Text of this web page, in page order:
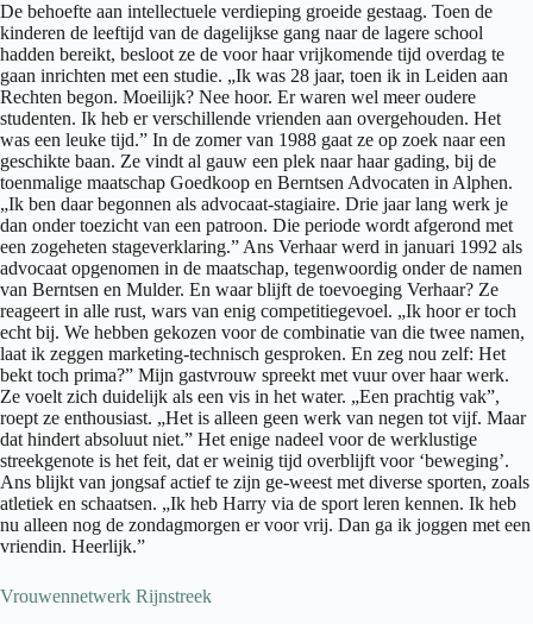
De behoefte aan intellectuele verdieping groeide gestaag. Toen de
kinderen de leeftijd van de dagelijkse gang naar de lagere school
hadden bereikt, besloot ze de voor haar vrijkomende tijd overdag te
gaan inrichten met een studie. „Ik was 28 jaar, toen ik in Leiden aan
Rechten begon. Moeilijk? Nee hoor. Er waren wel meer oudere
studenten. Ik heb er verschillende vrienden aan overgehouden. Het
was een leuke tijd.” In de zomer van 1988 gaat ze op zoek naar een
geschikte baan. Ze vindt al gauw een plek naar haar gading, bij de
toenmalige maatschap Goedkoop en Berntsen Advocaten in Alphen.
„Ik ben daar begonnen als advocaat-stagiaire. Drie jaar lang werk je
dan onder toezicht van een patroon. Die periode wordt afgerond met
een zogeheten stageverklaring.” Ans Verhaar werd in januari 1992 als
advocaat opgenomen in de maatschap, tegenwoordig onder de namen
van Berntsen en Mulder. En waar blijft de toevoeging Verhaar? Ze
reageert in alle rust, wars van enig competitiegevoel. „Ik hoor er toch
echt bij. We hebben gekozen voor de combinatie van die twee namen,
laat ik zeggen marketing-technisch gesproken. En zeg nou zelf: Het
bekt toch prima?” Mijn gastvrouw spreekt met vuur over haar werk.
Ze voelt zich duidelijk als een vis in het water. „Een prachtig vak”,
roept ze enthousiast. „Het is alleen geen werk van negen tot vijf. Maar
dat hindert absoluut niet.” Het enige nadeel voor de werklustige
streekgenote is het feit, dat er weinig tijd overblijft voor ‘beweging’.
Ans blijkt van jongsaf actief te zijn ge-weest met diverse sporten, zoals
atletiek en schaatsen. „Ik heb Harry via de sport leren kennen. Ik heb
nu alleen nog de zondagmorgen er voor vrij. Dan ga ik joggen met een
vriendin. Heerlijk.”
Vrouwennetwerk Rijnstreek